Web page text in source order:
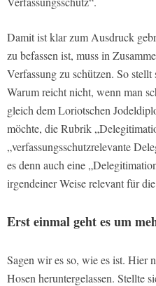
Damit ist klar zum Ausdruck
zu befassen ist, muss in
Verfassung zu schützen. So
Warum reicht nicht, wenn man
gleich dem Loriotschen
möchte, die Rubrik
„verfassungsschutzrelevante
es denn auch eine
irgendeiner Weise relevant für
Erst einmal geht es um
Sagen wir es so, wie es ist. Hier
Hosen heruntergelassen. Stellte